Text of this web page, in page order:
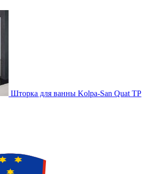
Шторка для ванны Kolpa-San Quat TP